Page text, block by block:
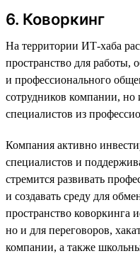
6. Коворкинг
На территории ИТ-хаба
пространство для работы,
и профессионального
сотрудников компании, но
специалистов из
Компания активно
специалистов и
стремится развивать
и создавать среду для
пространство коворкинга
но и для переговоров,
компании, а также